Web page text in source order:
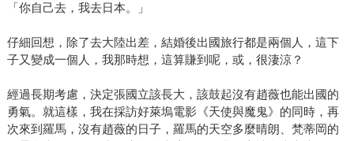
「你自己去，我去日本。」
仔細回想，除了去大陸出差，結婚後出國旅行都是兩個人，這下
子又變成一個人，我那時想，這算賺到呢，或，很淒涼？
經過長期考慮，決定張國立該長大，該鼓起沒有趙薇也能出國的
勇氣。就這樣，我在採訪好萊塢電影《天使與魔鬼》的同時，再
次來到羅馬，沒有趙薇的日子，羅馬的天空多麼晴朗、梵蒂岡的